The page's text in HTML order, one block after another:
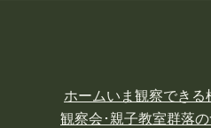
ホームいま観察できる
観察会･親子教室群落